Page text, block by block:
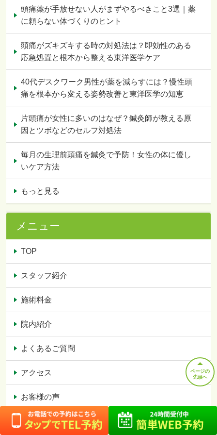
頭痛薬が手放せない人がまずやるべきこと3選｜薬
に頼らない体づくりのヒント
頭痛がズキズキする時の対処法は？即効性のある
応急処置と根本から整える東洋医学ケア
40代デスクワーク男性が薬を減らすには？慢性頭
痛を根本から変える姿勢改善と東洋医学の知恵
片頭痛が女性に多いのはなぜ？鍼灸師が教える原
因とツボなどのセルフ対処法
毎月の生理前頭痛を鍼灸で予防！女性の体に優し
いケア方法
もっと見る
メニュー
TOP
スタッフ紹介
施術料金
院内紹介
よくあるご質問
アクセス
お客様の声
ブログ
ページの
先頭へ